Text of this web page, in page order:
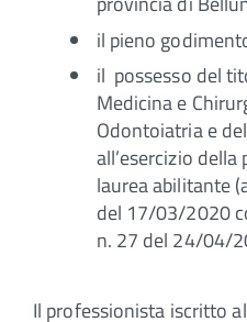
il pieno
il possesso del
Medicina e
Odontoiatria e
all’esercizio
laurea abilitante
del 17/03/2020
n. 27 del 24/04/
Il professionista iscritto